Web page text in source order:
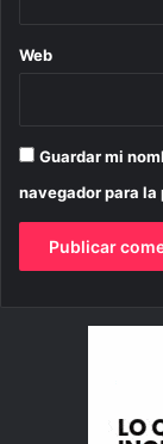
Web
Guardar mi
navegador para la